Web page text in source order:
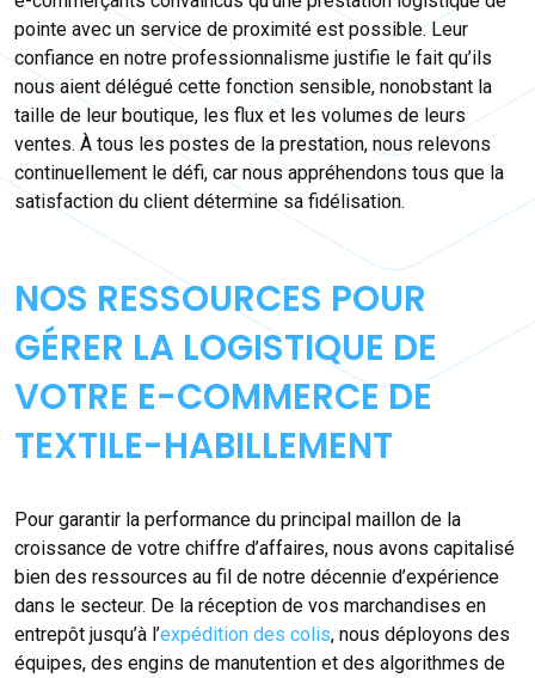
pointe avec un service de proximité est possible. Leur
confiance en notre professionnalisme justifie le fait qu’ils
nous aient délégué cette fonction sensible, nonobstant la
taille de leur boutique, les flux et les volumes de leurs
ventes. À tous les postes de la prestation, nous relevons
continuellement le défi, car nous appréhendons tous que la
satisfaction du client détermine sa fidélisation.
NOS RESSOURCES POUR
GÉRER LA LOGISTIQUE DE
VOTRE E-COMMERCE DE
TEXTILE-HABILLEMENT
Pour garantir la performance du principal maillon de la
croissance de votre chiffre d’affaires, nous avons capitalisé
bien des ressources au fil de notre décennie d’expérience
dans le secteur. De la réception de vos marchandises en
entrepôt jusqu’à l’expédition des colis, nous déployons des
équipes, des engins de manutention et des algorithmes de